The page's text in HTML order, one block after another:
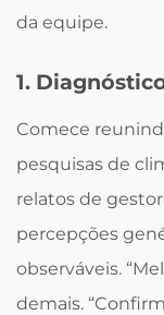
da equipe.
1.
Comece
pesquisas de
relatos de
percepções
observáveis.
demais.